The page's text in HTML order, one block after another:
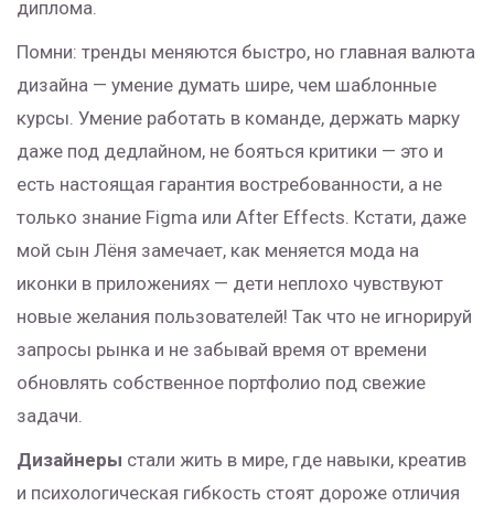
диплома.
Помни: тренды меняются быстро, но главная валюта
дизайна — умение думать шире, чем шаблонные
курсы. Умение работать в команде, держать марку
даже под дедлайном, не бояться критики — это и
есть настоящая гарантия востребованности, а не
только знание Figma или After Effects. Кстати, даже
мой сын Лёня замечает, как меняется мода на
иконки в приложениях — дети неплохо чувствуют
новые желания пользователей! Так что не игнорируй
запросы рынка и не забывай время от времени
обновлять собственное портфолио под свежие
задачи.
Дизайнеры стали жить в мире, где навыки, креатив
и психологическая гибкость стоят дороже отличия